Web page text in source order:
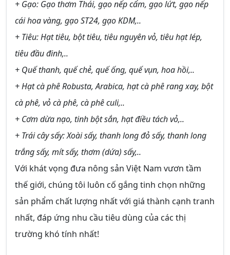
+ Gạo: Gạo thơm Thái, gạo nếp cẩm, gạo lứt, gạo nếp
cái hoa vàng, gạo ST24, gạo KDM,..
+ Tiêu: Hạt tiêu, bột tiêu, tiêu nguyên vỏ, tiêu hạt lép,
tiêu đầu đinh,..
+ Quế thanh, quế chẻ, quế ống, quế vụn, hoa hồi,..
+ Hạt cà phê Robusta, Arabica, hạt cà phê rang xay, bột
cà phê, vỏ cà phê, cà phê culi,..
+ Cơm dừa nạo, tinh bột sắn, hạt điều tách vỏ,..
+ Trái cây sấy: Xoài sấy, thanh long đỏ sấy, thanh long
trắng sấy, mít sấy, thơm (dứa) sấy,..
Với khát vọng đưa nông sản Việt Nam vươn tầm
thế giới, chúng tôi luôn cố gắng tinh chọn những
sản phẩm chất lượng nhất với giá thành cạnh tranh
nhất, đáp ứng nhu cầu tiêu dùng của các thị
trường khó tính nhất!